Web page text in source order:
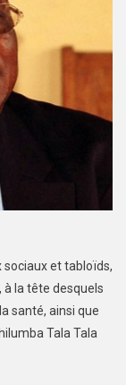
sociaux et tabloïds,
la tête desquels
santé, ainsi que
Tala Tala